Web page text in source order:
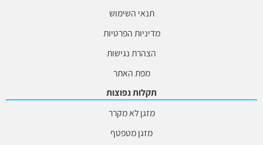
תנאי השימוש
מדיניות הפרטיות
הצהרת נגישות
מפת האתר
תקלות נפוצות
מזגן לא מקרר
מזגן מטפטף